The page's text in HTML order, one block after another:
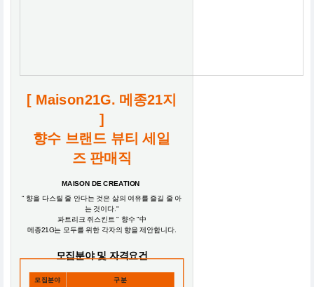
[ Maison21G. 메종21지
]
향수 브랜드 뷰티 세일
즈 판매직
MAISON DE CREATION
" 향을 다스릴 줄 안다는 것은 삶의 여유를 즐길 줄 아
는 것이다."
파트리크 쥐스킨트 " 향수 "中
메종21G는 모두를 위한 각자의 향을 제안합니다.
모집분야 및 자격요건
모집분야 구분